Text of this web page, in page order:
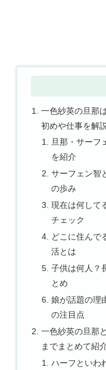
一色紗英の旦那
初めや仕事を解説
旦那・サーフ
を紹介
サーフェン智
の歩み
現在は何して
チェック
どこに住んで
活とは
子供は何人？
とめ
娘が話題の理
の注目点
一色紗英の旦那
までまとめて紹
ハーフといわ